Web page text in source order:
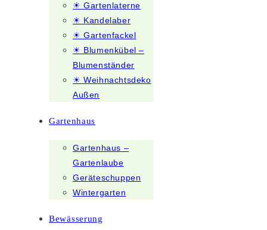
☀ Gartenlaterne
☀ Kandelaber
☀ Gartenfackel
☀ Blumenkübel –
Blumenständer
☀ Weihnachtsdeko
Außen
Gartenhaus
Gartenhaus –
Gartenlaube
Geräteschuppen
Wintergarten
Bewässerung